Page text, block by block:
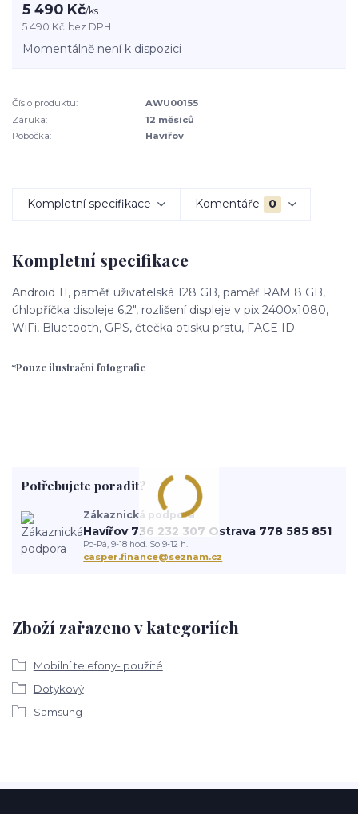
5 490 Kč/ks
5 490 Kč bez DPH
Momentálně není k dispozici
Číslo produktu:
AWU00155
Záruka:
12 měsíců
Pobočka:
Havířov
Kompletní specifikace Komentáře 0
Kompletní specifikace
Android 11, paměť uživatelská 128 GB, paměť RAM 8 GB,
úhlopříčka displeje 6,2", rozlišení displeje v pix 2400x1080,
WiFi, Bluetooth, GPS, čtečka otisku prstu, FACE ID
*Pouze ilustrační fotografie
Zboží zařazeno v kategoriích
Mobilní telefony- použité
Dotykový
Samsung
Potřebujete poradit?
Zákaznická podpora
Havířov 736 232 307 Ostrava 778 585 851
Po-Pá, 9-18 hod. So 9-12 h.
casper.finance@seznam.cz